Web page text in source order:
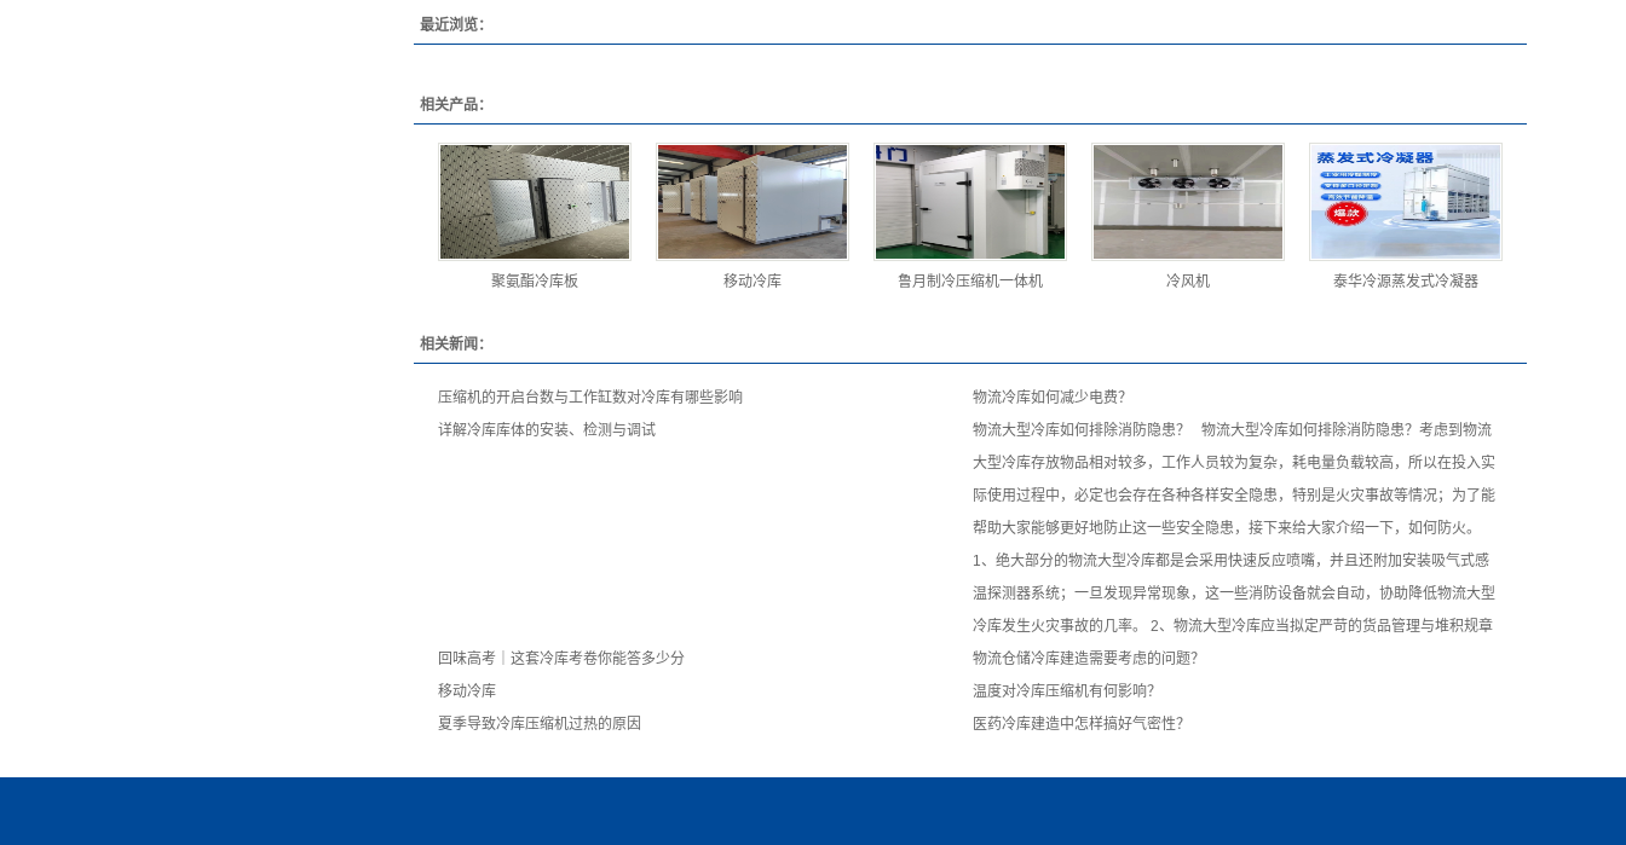
最近浏览：
相关产品：
聚氨酯冷库板 移动冷库 鲁月制冷压缩机一体机 冷风机 泰华冷源蒸发式冷凝器
相关新闻：
压缩机的开启台数与工作缸数对冷库有哪些影响
物流冷库如何减少电费？
详解冷库库体的安装、检测与调试
物流大型冷库如何排除消防隐患？ 物流大型冷库如何排除消防隐患？考虑到物流
大型冷库存放物品相对较多，工作人员较为复杂，耗电量负载较高，所以在投入实
际使用过程中，必定也会存在各种各样安全隐患，特别是火灾事故等情况；为了能
帮助大家能够更好地防止这一些安全隐患，接下来给大家介绍一下，如何防火。
1、绝大部分的物流大型冷库都是会采用快速反应喷嘴，并且还附加安装吸气式感
温探测器系统；一旦发现异常现象，这一些消防设备就会自动，协助降低物流大型
冷库发生火灾事故的几率。 2、物流大型冷库应当拟定严苛的货品管理与堆积规章
回味高考｜这套冷库考卷你能答多少分
物流仓储冷库建造需要考虑的问题？
移动冷库
温度对冷库压缩机有何影响？
夏季导致冷库压缩机过热的原因
医药冷库建造中怎样搞好气密性？